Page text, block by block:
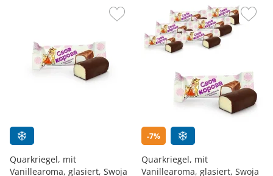
Quarkriegel, mit
Vanillearoma, glasiert, Swoja
-7%
Quarkriegel, mit
Vanillearoma, glasiert, Swoja